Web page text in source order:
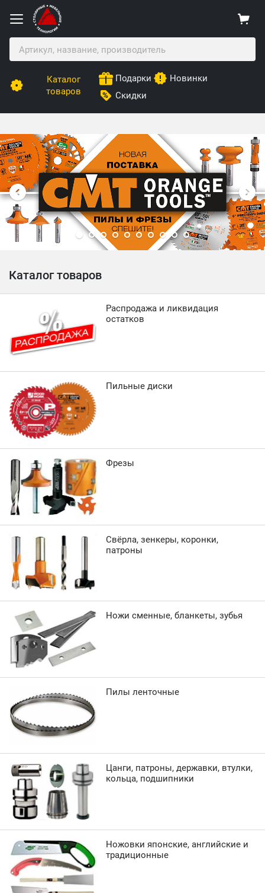
Каталог
товаров
Подарки
Новинки
Скидки
Столярные Мебельные Технологии
Каталог товаров
Распродажа и ликвидация
остатков
Пильные диски
Фрезы
Свёрла, зенкеры, коронки,
патроны
Ножи сменные, бланкеты, зубья
Пилы ленточные
Цанги, патроны, державки, втулки,
кольца, подшипники
Ножовки японские, английские и
традиционные